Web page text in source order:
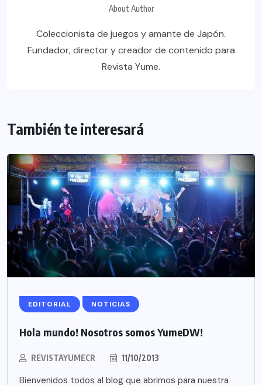
About Author
Coleccionista de juegos y amante de Japón.
Fundador, director y creador de contenido para
Revista Yume.
También te interesará
EDITORIAL NOTICIAS
Hola mundo! Nosotros somos YumeDW!
REVISTAYUMECR 11/10/2013
Bienvenidos todos al blog que abrimos para nuestra